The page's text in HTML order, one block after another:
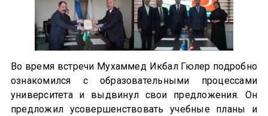
Во время встречи Мухаммед Икбал Гюлер подробно
ознакомился с образовательными процессами
университета и выдвинул свои предложения. Он
предложил усовершенствовать учебные планы и